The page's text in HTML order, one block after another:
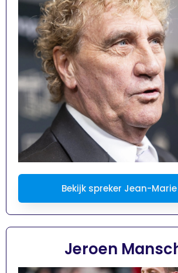
Bekijk spreker Jean-
Jeroen